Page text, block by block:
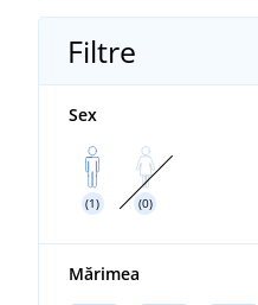
Filtre
Sex
(1) (0)
Mărimea